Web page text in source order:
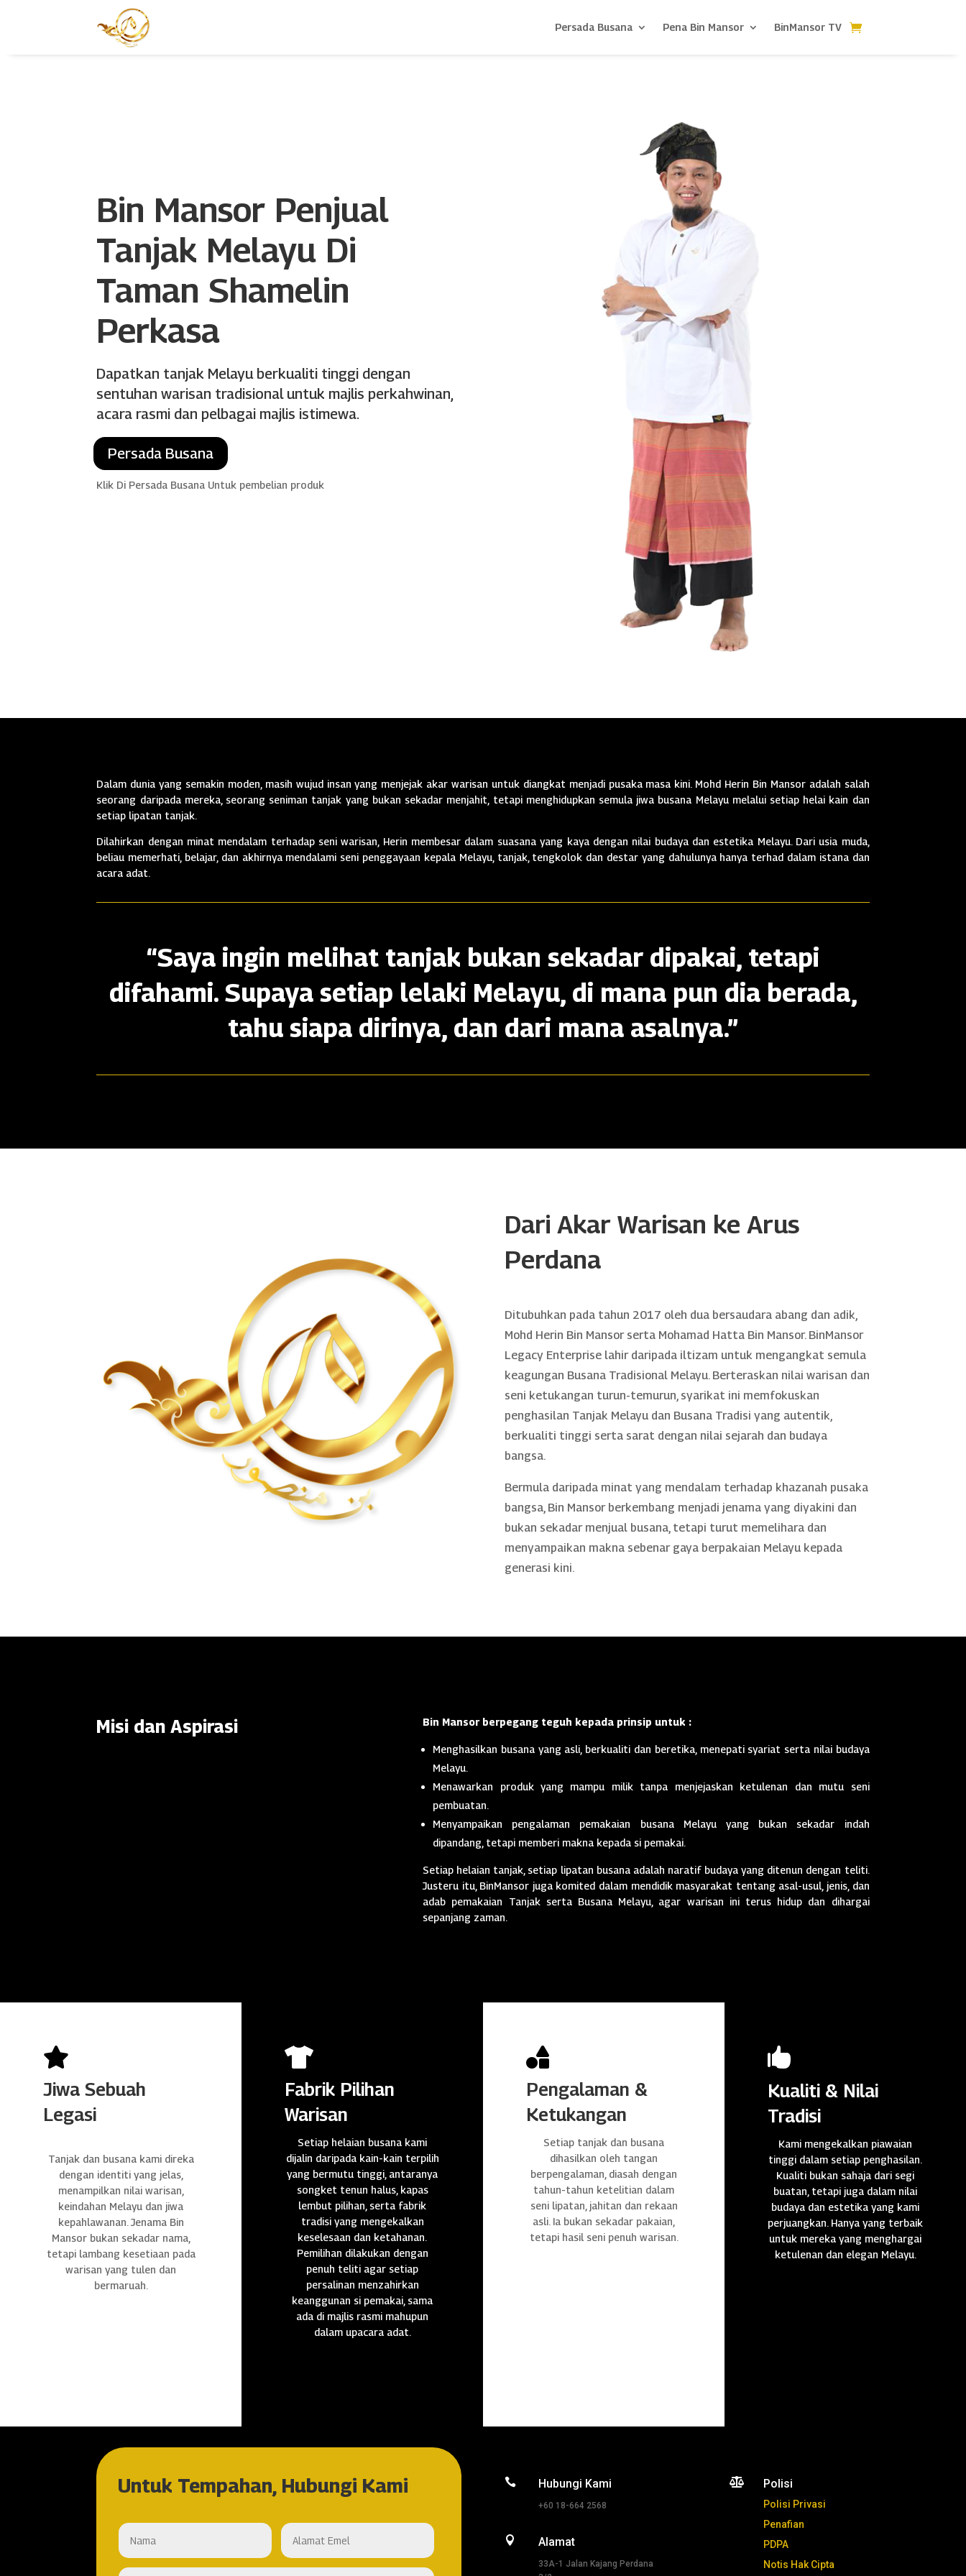
Persada Busana Pena Bin Mansor BinMansor TV
Bin Mansor Penjual
Tanjak Melayu Di
Taman Shamelin
Perkasa
Dapatkan tanjak Melayu berkualiti tinggi dengan
sentuhan warisan tradisional untuk majlis perkahwinan,
acara rasmi dan pelbagai majlis istimewa.
Persada Busana
Klik Di Persada Busana Untuk pembelian produk
Dalam dunia yang semakin moden, masih wujud insan yang menjejak akar warisan untuk diangkat menjadi pusaka masa kini. Mohd Herin Bin Mansor adalah salah
seorang daripada mereka, seorang seniman tanjak yang bukan sekadar menjahit, tetapi menghidupkan semula jiwa busana Melayu melalui setiap helai kain dan
setiap lipatan tanjak.
Dilahirkan dengan minat mendalam terhadap seni warisan, Herin membesar dalam suasana yang kaya dengan nilai budaya dan estetika Melayu. Dari usia muda,
beliau memerhati, belajar, dan akhirnya mendalami seni penggayaan kepala Melayu, tanjak, tengkolok dan destar yang dahulunya hanya terhad dalam istana dan
acara adat.
“Saya ingin melihat tanjak bukan sekadar dipakai, tetapi
difahami. Supaya setiap lelaki Melayu, di mana pun dia berada,
tahu siapa dirinya, dan dari mana asalnya.”
Dari Akar Warisan ke Arus
Perdana
Ditubuhkan pada tahun 2017 oleh dua bersaudara abang dan adik,
Mohd Herin Bin Mansor serta Mohamad Hatta Bin Mansor. BinMansor
Legacy Enterprise lahir daripada iltizam untuk mengangkat semula
keagungan Busana Tradisional Melayu. Berteraskan nilai warisan dan
seni ketukangan turun-temurun, syarikat ini memfokuskan
penghasilan Tanjak Melayu dan Busana Tradisi yang autentik,
berkualiti tinggi serta sarat dengan nilai sejarah dan budaya
bangsa.
Bermula daripada minat yang mendalam terhadap khazanah pusaka
bangsa, Bin Mansor berkembang menjadi jenama yang diyakini dan
bukan sekadar menjual busana, tetapi turut memelihara dan
menyampaikan makna sebenar gaya berpakaian Melayu kepada
generasi kini.
Misi dan Aspirasi Bin Mansor berpegang teguh kepada prinsip untuk :
Menghasilkan busana yang asli, berkualiti dan beretika, menepati syariat serta nilai budaya
Melayu.
Menawarkan produk yang mampu milik tanpa menjejaskan ketulenan dan mutu seni
pembuatan.
Menyampaikan pengalaman pemakaian busana Melayu yang bukan sekadar indah
dipandang, tetapi memberi makna kepada si pemakai.
Setiap helaian tanjak, setiap lipatan busana adalah naratif budaya yang ditenun dengan teliti.
Justeru itu, BinMansor juga komited dalam mendidik masyarakat tentang asal-usul, jenis, dan
adab pemakaian Tanjak serta Busana Melayu, agar warisan ini terus hidup dan dihargai
sepanjang zaman.

Jiwa Sebuah
Legasi
Tanjak dan busana kami direka
dengan identiti yang jelas,
menampilkan nilai warisan,
keindahan Melayu dan jiwa
kepahlawanan. Jenama Bin
Mansor bukan sekadar nama,
tetapi lambang kesetiaan pada
warisan yang tulen dan
bermaruah.

Fabrik Pilihan
Warisan
Setiap helaian busana kami
dijalin daripada kain-kain terpilih
yang bermutu tinggi, antaranya
songket tenun halus, kapas
lembut pilihan, serta fabrik
tradisi yang mengekalkan
keselesaan dan ketahanan.
Pemilihan dilakukan dengan
penuh teliti agar setiap
persalinan menzahirkan
keanggunan si pemakai, sama
ada di majlis rasmi mahupun
dalam upacara adat.

Pengalaman &
Ketukangan
Setiap tanjak dan busana
dihasilkan oleh tangan
berpengalaman, diasah dengan
tahun-tahun ketelitian dalam
seni lipatan, jahitan dan rekaan
asli. Ia bukan sekadar pakaian,
tetapi hasil seni penuh warisan.

Kualiti & Nilai
Tradisi
Kami mengekalkan piawaian
tinggi dalam setiap penghasilan.
Kualiti bukan sahaja dari segi
buatan, tetapi juga dalam nilai
budaya dan estetika yang kami
perjuangkan. Hanya yang terbaik
untuk mereka yang menghargai
ketulenan dan elegan Melayu.
Untuk Tempahan, Hubungi Kami  Hubungi Kami
+60 18-664 2568
 Alamat
33A-1 Jalan Kajang Perdana
 Polisi
Polisi Privasi
Penafian
PDPA
Notis Hak Cipta